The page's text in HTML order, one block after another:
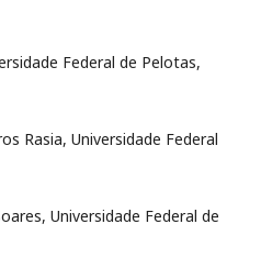
Federal de Pelotas,
Rasia, Universidade Federal
Universidade Federal de